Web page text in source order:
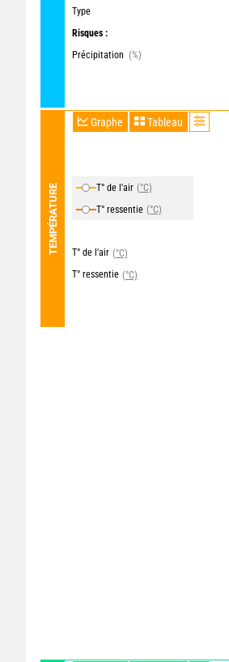
Type
Risques :
Précipitation (%)
TEMPÉRATURE
Graphe Tableau
T° de l'air (°C)
T° ressentie (°C)
T° de l'air (°C)
T° ressentie (°C)